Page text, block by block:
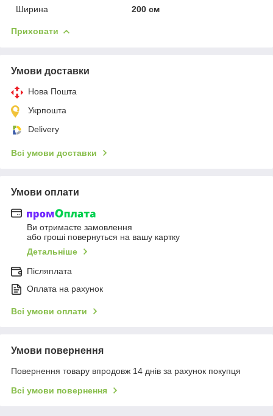
Ширина
200 см
Приховати
Умови доставки
Нова Пошта
Укрпошта
Delivery
Всі умови доставки
Умови оплати
Ви отримаєте замовлення
або гроші повернуться на вашу картку
Детальніше
Післяплата
Оплата на рахунок
Всі умови оплати
Умови повернення
Повернення товару впродовж 14 днів за рахунок покупця
Всі умови повернення